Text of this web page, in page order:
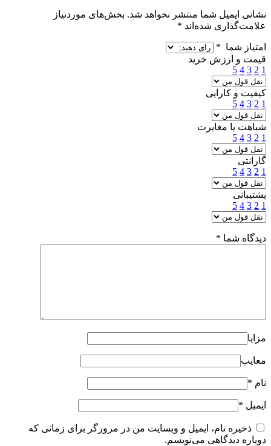
نشانی ایمیل شما منتشر نخواهد شد. بخش‌های موردنیاز
علامت‌گذاری شده‌اند *
امتیاز شما *
قیمت و ارزش خرید
1
2
3
4
5
کیفیت و کارایی
1
2
3
4
5
شباهت یا مغایرت
1
2
3
4
5
گارانتی
1
2
3
4
5
پشتیبانی
1
2
3
4
5
دیدگاه شما *
مزایا
معایب
نام *
ایمیل *
ذخیره نام، ایمیل و وبسایت من در مرورگر برای زمانی که
دوباره دیدگاهی می‌نویسم.